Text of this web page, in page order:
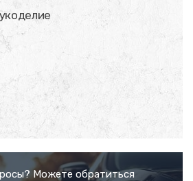
Можете обратиться